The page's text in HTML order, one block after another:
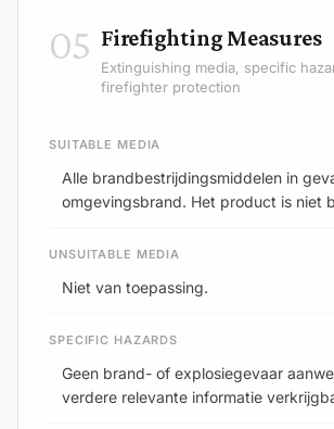
05 Firefighting Measures
Extinguishing media, specific
firefighter protection
SUITABLE MEDIA
Alle brandbestrijdingsmiddelen in
omgevingsbrand. Het product is niet
UNSUITABLE MEDIA
Niet van toepassing.
SPECIFIC HAZARDS
Geen brand- of explosiegevaar
verdere relevante informatie